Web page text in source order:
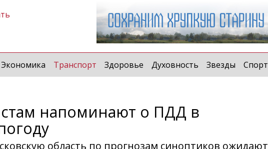
Экономика Транспорт (current)
Здоровье Духовность Звезды Спорт
напоминают о ПДД в
область по прогнозам синоптиков ожидают